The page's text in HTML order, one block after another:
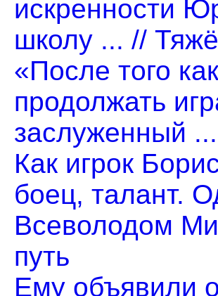
искренности
школу ... //
«После того
продолжать
заслуженный
Как игрок
боец, талант.
Всеволодом
путь
Ему объявили